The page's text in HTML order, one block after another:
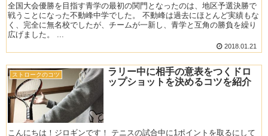
全国大会優勝を目指す青学の最初の関門となったのは、地区予選決勝で
戦うことになった不動峰中学でした。 不動峰は過去にほとんど実績もな
く、完全に無名校でしたが、チームが一新し、青学と互角の勝負を繰り
広げました。 ...
2018.01.21
ストロークのコツ
ラリー中に相手の意表をつくドロ
ップショットを決めるコツを紹介
こんにちは！ジロギンです！ テニスの試合中に1ポイントを取るにして